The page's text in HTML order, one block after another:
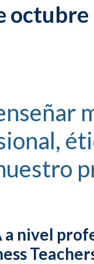
octubre
nivel